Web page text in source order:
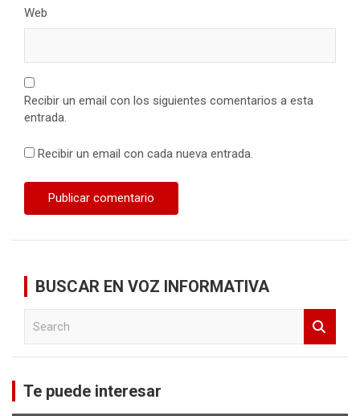
Web
Recibir un email con los siguientes comentarios a esta
entrada.
Recibir un email con cada nueva entrada.
BUSCAR EN VOZ INFORMATIVA
c
Te puede interesar